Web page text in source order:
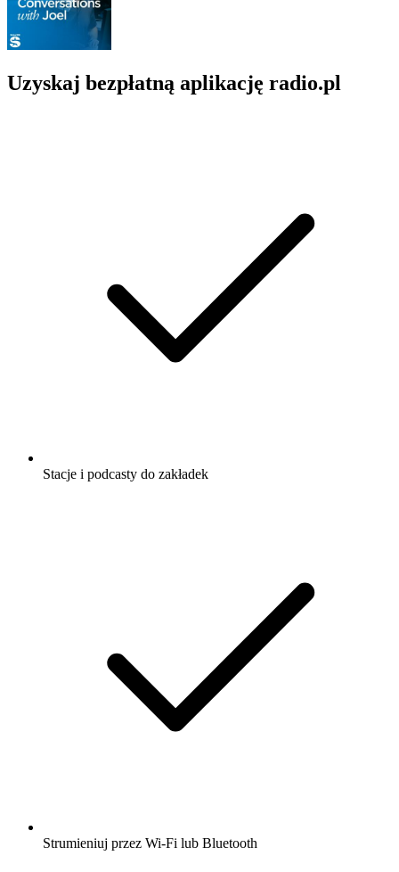
Uzyskaj bezpłatną aplikację radio.pl
Stacje i podcasty do zakładek
Strumieniuj przez Wi-Fi lub Bluetooth